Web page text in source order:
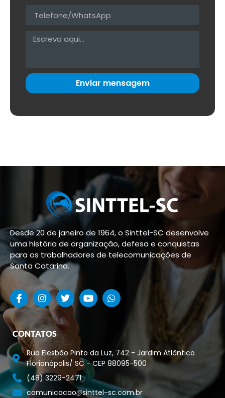
Enviar mensagem
Desde 20 de janeiro de 1964, o Sinttel-SC desenvolve
uma história de organização, defesa e conquistas
para os trabalhadores de telecomunicações de
Santa Catarina.
CONTATOS
Rua Elesbão Pinto da Luz, 742 - Jardim Atlântico
Florianópolis/ SC - CEP 88095-500
(48) 3229-2471
comunicacao
sinttel-sc.com.br